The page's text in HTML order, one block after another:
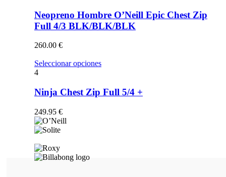
múltiples
variantes.
Las
elegir
página
Neopreno Hombre O’Neill Epic Chest Zip
Full 4/3 BLK/BLK/BLK
260.00 €
Seleccionar opcionesEste
múltiples
variantes.
4
Ninja Chest Zip Full 5/4 +
249.95 €